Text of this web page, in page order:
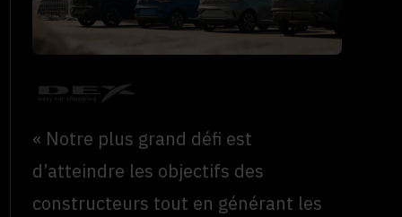
« Notre plus grand défi est
d’atteindre les objectifs des
constructeurs tout en générant les